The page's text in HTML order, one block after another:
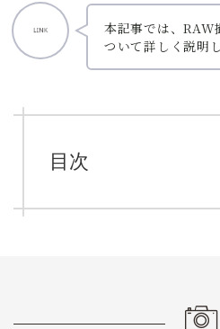
本記事では、RAW
ついて詳しく説明し
目次